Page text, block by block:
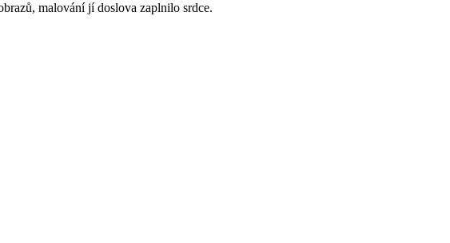
malování jí doslova zaplnilo srdce.